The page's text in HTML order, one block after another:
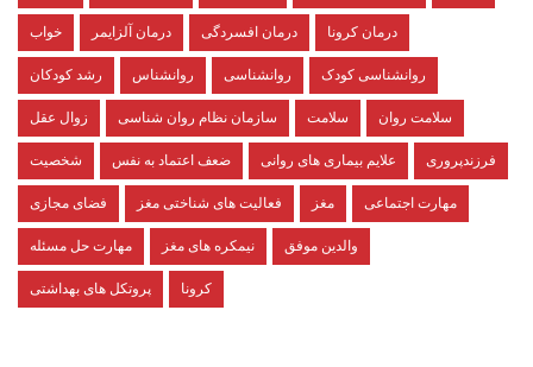
خواب درمان آلزایمر درمان افسردگی درمان کرونا
رشد کودکان روانشناس روانشناسی روانشناسی کودک
زوال عقل سازمان نظام روان شناسی سلامت سلامت روان
شخصیت ضعف اعتماد به نفس علایم بیماری های روانی فرزندپروری
فضای مجازی فعالیت های شناختی مغز مغز مهارت اجتماعی
مهارت حل مسئله نیمکره های مغز والدین موفق
پروتکل های بهداشتی کرونا